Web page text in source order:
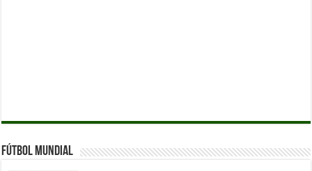
Fútbol Mundial